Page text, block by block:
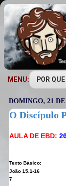
MENU:
DOMINGO, 21 DE
O Discípulo
AULA DE EBD:
Texto Básíco:
João 15.1-16
7